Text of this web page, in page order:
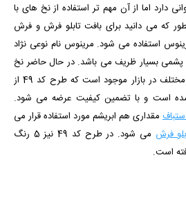
دارد اما از آن مهم تر استفاده از نخ های با
که می دانید برای بافت تابلو فرش و فرش
استفاده می شود. مرینوس نام نوعی نژاد
بسیار ظریف می باشد. در حال حاضر نخ
های مرینوس با سطوح کیفی مختلف در بازار موجود است که طرح کد 49 از
شده است و با تضمین کیفیت عرضه می شود.
مقداری هم ابریشم مورد استفاده قرار می
فرش
می شود. در طرح کد 49 نیز 5 رنگ
است.